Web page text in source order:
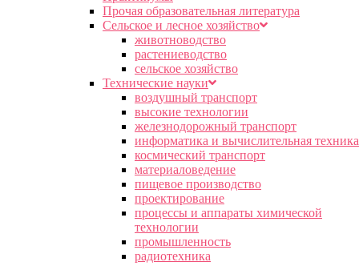
Прочая образовательная литература
Сельское и лесное хозяйство
животноводство
растениеводство
сельское хозяйство
Технические науки
воздушный транспорт
высокие технологии
железнодорожный транспорт
информатика и вычислительная техника
космический транспорт
материаловедение
пищевое производство
проектирование
процессы и аппараты химической
технологии
промышленность
радиотехника